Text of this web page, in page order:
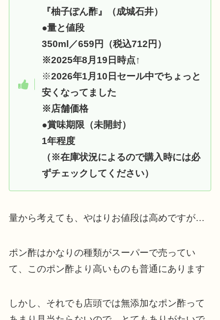
『柚子ぽん酢』（成城石井）
●量と値段
350ml／659円（税込712円）
※2025年8月19日時点↑
※2026年1月10日セール中でちょっと
安くなってました
※店舗価格
●賞味期限（未開封）
1年程度
（※在庫状況によるので購入時には必
ずチェックしてください）
量から考えても、やはりお値段は高めですが…
ポン酢はかなりの種類がスーパーで売ってい
て、このポン酢より高いものも普通にあります
しかし、それでも店頭では無添加なポン酢って